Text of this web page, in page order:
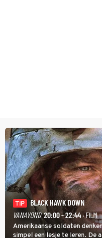
TIP
BLACK HAWK DOWN
VANAVOND 20:00 - 22:44· FILM
Amerikaanse soldaten
simpel een lesje te leren. De